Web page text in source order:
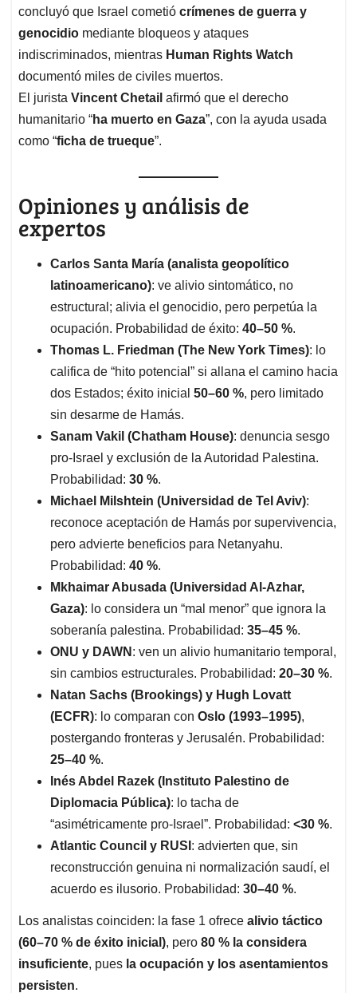
concluyó que Israel cometió crímenes de guerra y
genocidio mediante bloqueos y ataques
indiscriminados, mientras Human Rights Watch
documentó miles de civiles muertos.
El jurista Vincent Chetail afirmó que el derecho
humanitario “ha muerto en Gaza”, con la ayuda usada
como “ficha de trueque”.
Opiniones y análisis de
expertos
Carlos Santa María (analista geopolítico
latinoamericano): ve alivio sintomático, no
estructural; alivia el genocidio, pero perpetúa la
ocupación. Probabilidad de éxito: 40–50 %.
Thomas L. Friedman (The New York Times): lo
califica de “hito potencial” si allana el camino hacia
dos Estados; éxito inicial 50–60 %, pero limitado
sin desarme de Hamás.
Sanam Vakil (Chatham House): denuncia sesgo
pro-Israel y exclusión de la Autoridad Palestina.
Probabilidad: 30 %.
Michael Milshtein (Universidad de Tel Aviv):
reconoce aceptación de Hamás por supervivencia,
pero advierte beneficios para Netanyahu.
Probabilidad: 40 %.
Mkhaimar Abusada (Universidad Al-Azhar,
Gaza): lo considera un “mal menor” que ignora la
soberanía palestina. Probabilidad: 35–45 %.
ONU y DAWN : ven un alivio humanitario temporal,
sin cambios estructurales. Probabilidad: 20–30 %.
Natan Sachs (Brookings) y Hugh Lovatt
(ECFR): lo comparan con Oslo (1993–1995),
postergando fronteras y Jerusalén. Probabilidad:
25–40 %.
Inés Abdel Razek (Instituto Palestino de
Diplomacia Pública): lo tacha de
“asimétricamente pro-Israel”. Probabilidad: <30 %.
Atlantic Council y RUSI : advierten que, sin
reconstrucción genuina ni normalización saudí, el
acuerdo es ilusorio. Probabilidad: 30–40 %.
Los analistas coinciden: la fase 1 ofrece alivio táctico
(60–70 % de éxito inicial), pero 80 % la considera
insuficiente, pues la ocupación y los asentamientos
persisten.